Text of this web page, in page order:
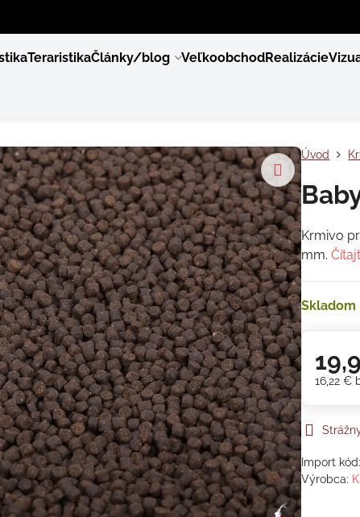
TeraristikaČlánky/blog VeľkoobchodRealizácie
Úvod
Krmivo
mm.
Skladom
16,22 €
Import
Výrobca: